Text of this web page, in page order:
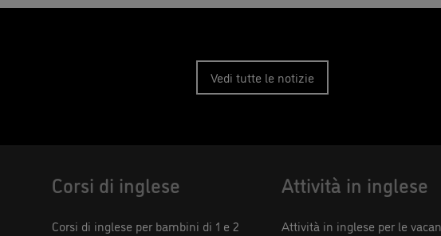
Vedi tutte le notizie
Corsi di inglese
Corsi di inglese per bambini di 1 e 2
Attività in inglese
Attività in inglese per le